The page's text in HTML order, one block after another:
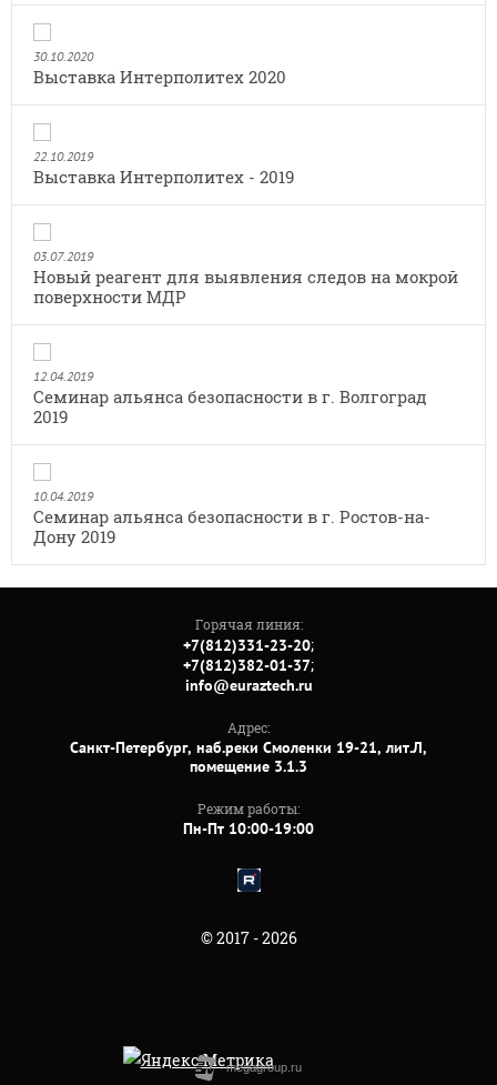
30.10.2020
Выставка Интерполитех 2020
22.10.2019
Выставка Интерполитех - 2019
03.07.2019
Новый реагент для выявления следов на мокрой
поверхности МДР
12.04.2019
Семинар альянса безопасности в г. Волгоград
2019
10.04.2019
Семинар альянса безопасности в г. Ростов-на-
Дону 2019
Горячая линия:
+7(812)331-23-20;
+7(812)382-01-37;
info@euraztech.ru
Адрес:
Санкт-Петербург, наб.реки Смоленки 19-21, лит.Л,
помещение 3.1.3
Режим работы:
Пн-Пт 10:00-19:00
© 2017 - 2026